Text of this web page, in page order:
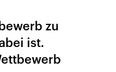
zu
ist.